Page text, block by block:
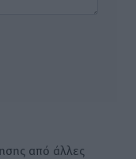
από άλλες